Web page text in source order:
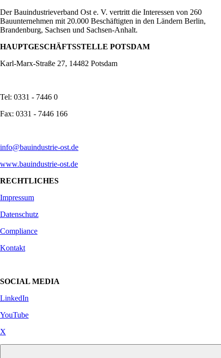
Der Bauindustrieverband Ost e. V. vertritt die Interessen von 260
Bauunternehmen mit 20.000 Beschäftigten in den Ländern Berlin,
Brandenburg, Sachsen und Sachsen-Anhalt.
HAUPTGESCHÄFTSSTELLE POTSDAM
Karl-Marx-Straße 27, 14482 Potsdam
Tel: 0331 - 7446 0
Fax: 0331 - 7446 166
info@bauindustrie-ost.de
www.bauindustrie-ost.de
RECHTLICHES
Impressum
Datenschutz
Compliance
Kontakt
SOCIAL MEDIA
LinkedIn
YouTube
X